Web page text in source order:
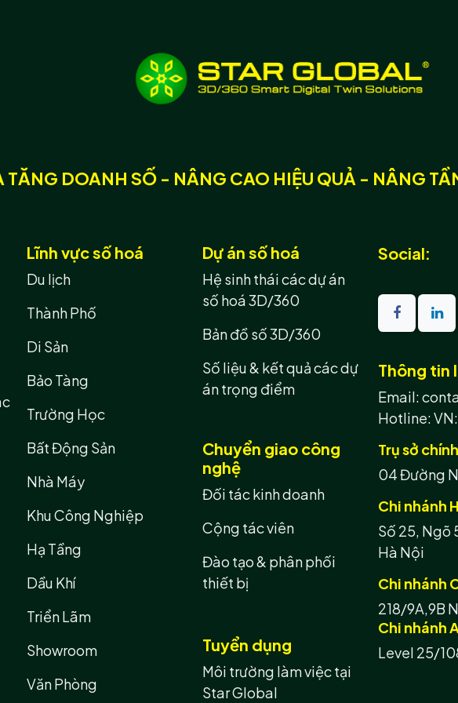
TĂNG DOANH SỐ - NÂNG CAO HIỆU QUẢ - NÂNG
Thông tin
Email:
Hotline:
Trụ sở
04 Đường
Chi nhánh
Số 25, Ngõ
Hà Nội
Chi nhánh
218/9A,9B
Chi nhánh
Level 25/
Lĩnh vực số hoá
Du lịch
Thành Phố
Di Sản
Bảo Tàng
Trường Học
Bất Động Sản
Nhà Máy
Khu Công Nghiệp
Hạ Tầng
Dầu Khí
Triển Lãm
Showroom
Văn Phòng
Social:
Dự án số hoá
Hệ sinh thái các dự án
số hoá 3D/360
Bản đồ số 3D/360
Số liệu & kết quả các dự
án trọng điểm
Chuyển giao công
nghệ
Đối tác kinh doanh
Cộng tác viên
Đào tạo & phân phối
thiết bị
Tuyển dụng
Môi trường làm việc tại
Star Global